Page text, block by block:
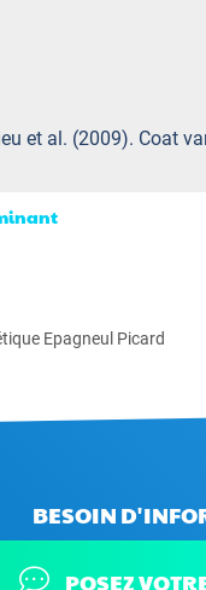
et al. (2009). Coat
Epagneul Picard
BESOIN
POSEZ